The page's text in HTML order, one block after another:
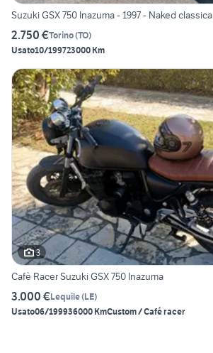
Suzuki GSX 750 Inazuma - 1997 - Naked classica
2.750 €Torino(TO)
Usato10/199723000 Km
3
Cafè Racer Suzuki GSX 750 Inazuma
3.000 €Lequile(LE)
Usato06/199936000 KmCustom / Café racer